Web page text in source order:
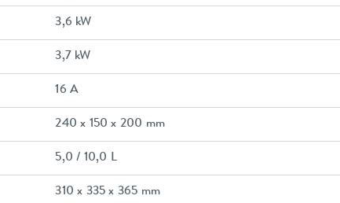
3,6 kW
3,7 kW
16 A
240 x 150 x 200 mm
5,0 / 10,0 L
310 x 335 x 365 mm